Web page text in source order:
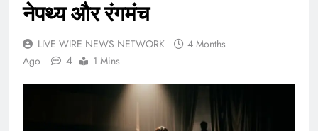
नेपथ्य और रंगमंच
LIVE WIRE NEWS NETWORK
4 Months
Ago
4 1 Mins